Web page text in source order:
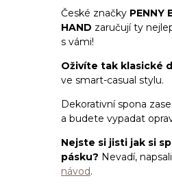
České značky PENNY
HAND zaručují ty
s vámi!
Oživíte tak klasické
ve smart-casual stylu.
Dekorativní spona zase
a budete vypadat
Nejste si jisti jak si
pásku? Nevadí,
návod.